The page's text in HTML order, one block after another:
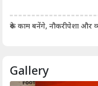
रुके काम बनेंगे, नौकरीपेशा और
Gallery